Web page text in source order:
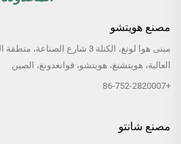
مصنع هويتشو
مبنى هوا لونغ، الكتلة 3 شارع
العالية، هويتشنغ، هويتشو، قوانغدونغ، الصين
+86-752-2820007
مصنع شانتو